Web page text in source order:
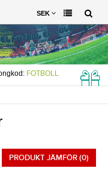
SEK
FOTBOLL
PRODUKT JÄMFÖR (0)